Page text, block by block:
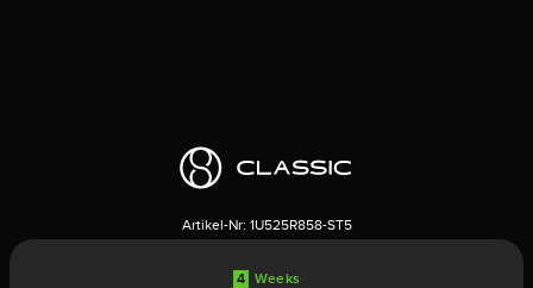
Artikel-Nr: 1U525R858-ST5
4 Weeks